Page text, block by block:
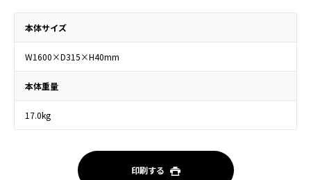
本体サイズ
W1600×D315×H40mm
本体重量
17.0kg
印刷する